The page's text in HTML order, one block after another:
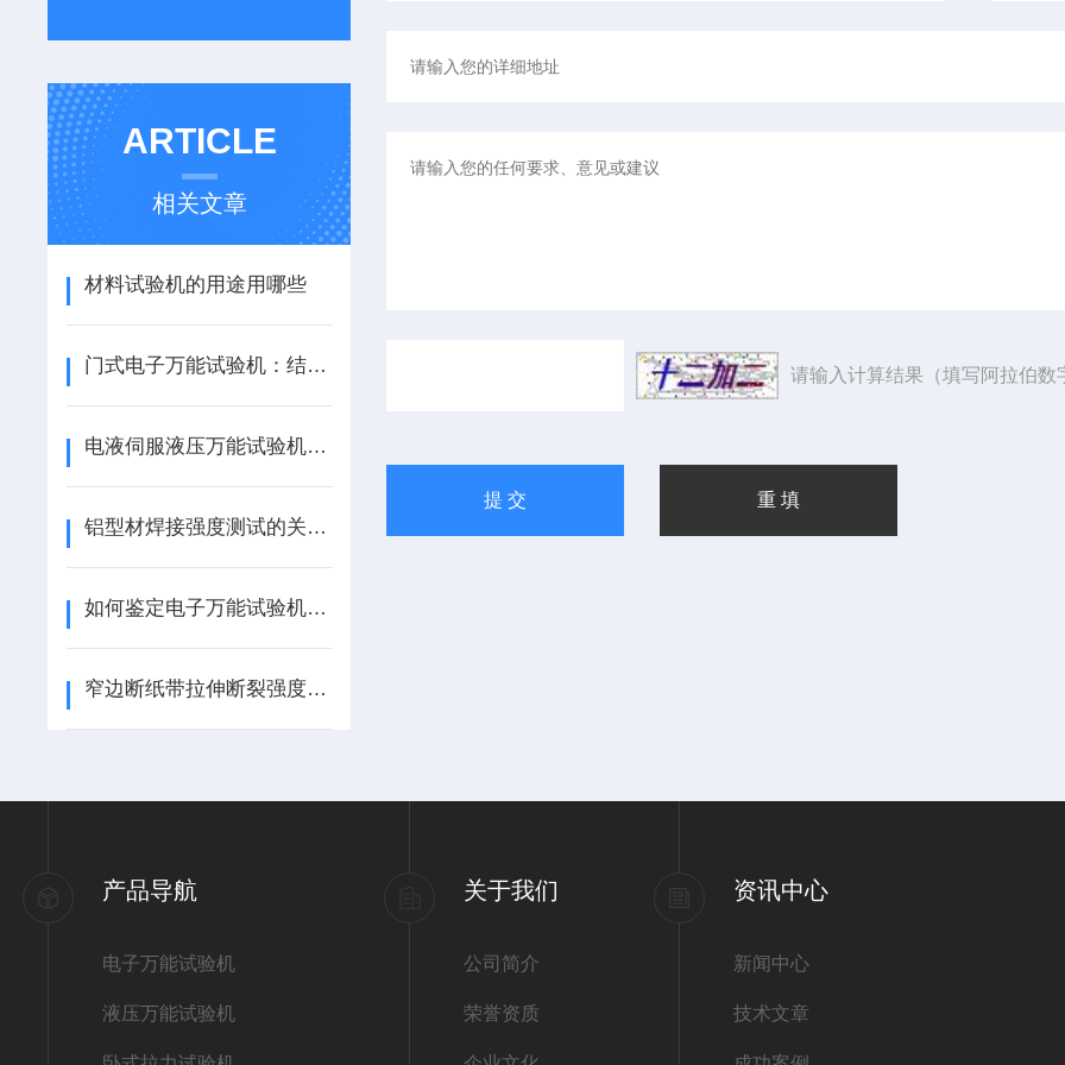
ARTICLE
相关文章
材料试验机的用途用哪些
门式电子万能试验机：结构特点与选型要点全解析
电液伺服液压万能试验机试验方法与结果分析技巧
铝型材焊接强度测试的关键流程与注意事项
如何鉴定电子万能试验机的示值准确度？
窄边断纸带拉伸断裂强度检测方案 —— 万能拉力试验机实操与数据解析
请输入计算结果（填写阿拉伯数
产品导航
电子万能试验机
液压万能试验机
关于我们
公司简介
荣誉资质
资讯中心
新闻中心
技术文章